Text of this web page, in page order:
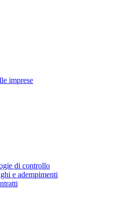
imprese
di controllo
e adempimenti